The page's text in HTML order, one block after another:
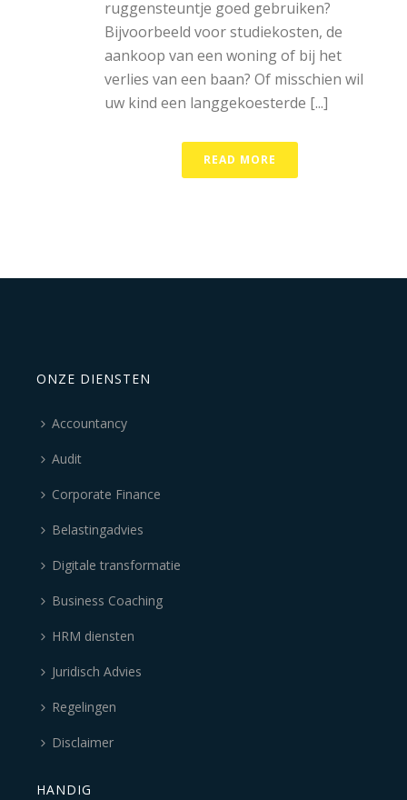
ruggensteuntje goed gebruiken?
Bijvoorbeeld voor studiekosten, de
aankoop van een woning of bij het
verlies van een baan? Of misschien wil
uw kind een langgekoesterde [...]
READ MORE
ONZE DIENSTEN
Accountancy
Audit
Corporate Finance
Belastingadvies
Digitale transformatie
Business Coaching
HRM diensten
Juridisch Advies
Regelingen
Disclaimer
HANDIG